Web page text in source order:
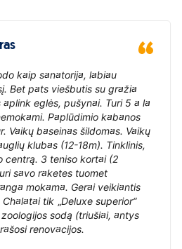
kaip sanatorija, labiau
Bet pats viešbutis su gražia
eglės, pušynai. Turi 5 a la
Paplūdimio kabanos
Vaikų baseinas šildomas. Vaikų
klubas (12-18m). Tinklinis,
centrą. 3 teniso kortai (2
savo raketes tuomet
mokama. Gerai veikiantis
tik „Deluxe superior“
sodą (triušiai, antys
renovacijos.